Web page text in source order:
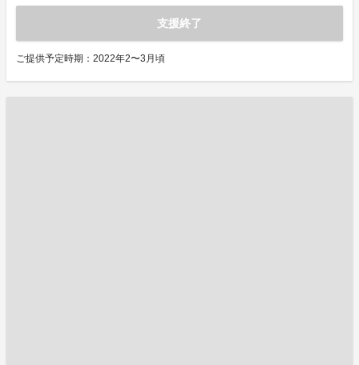
支援終了
ご提供予定時期：2022年2〜3月頃